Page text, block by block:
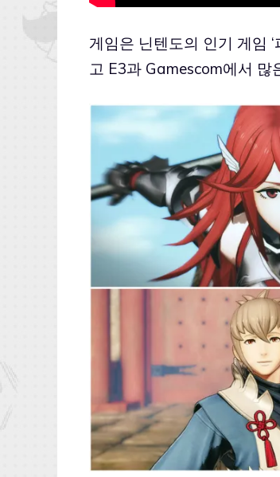
게임은 닌텐도의 인기 게임
고 E3과 Gamescom에서